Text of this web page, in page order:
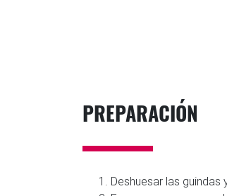
PREPARACIÓN
Deshuesar las